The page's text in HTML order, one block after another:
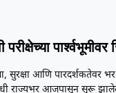
परीक्षेच्या
सुरक्षा आणि पारदर्शकतेवर भर
राज्यभर आजपासून सुरू